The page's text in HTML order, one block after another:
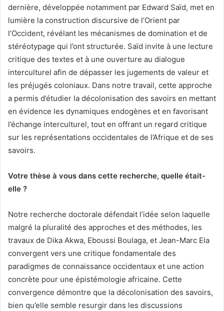
dernière, développée notamment par Edward Saïd, met en
lumière la construction discursive de l’Orient par
l’Occident, révélant les mécanismes de domination et de
stéréotypage qui l’ont structurée. Saïd invite à une lecture
critique des textes et à une ouverture au dialogue
interculturel afin de dépasser les jugements de valeur et
les préjugés coloniaux. Dans notre travail, cette approche
a permis d’étudier la décolonisation des savoirs en mettant
en évidence les dynamiques endogènes et en favorisant
l’échange interculturel, tout en offrant un regard critique
sur les représentations occidentales de l’Afrique et de ses
savoirs.
Votre thèse à vous dans cette recherche, quelle était-
elle ?
Notre recherche doctorale défendait l’idée selon laquelle
malgré la pluralité des approches et des méthodes, les
travaux de Dika Akwa, Eboussi Boulaga, et Jean-Marc Ela
convergent vers une critique fondamentale des
paradigmes de connaissance occidentaux et une action
concrète pour une épistémologie africaine. Cette
convergence démontre que la décolonisation des savoirs,
bien qu’elle semble resurgir dans les discussions